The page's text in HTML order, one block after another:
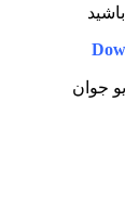
باشید
جوان